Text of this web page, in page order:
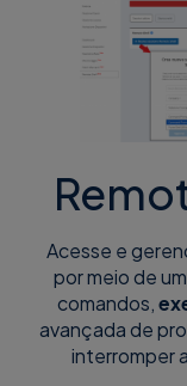
Acesse e
por meio de
comandos,
avançada de
interromper